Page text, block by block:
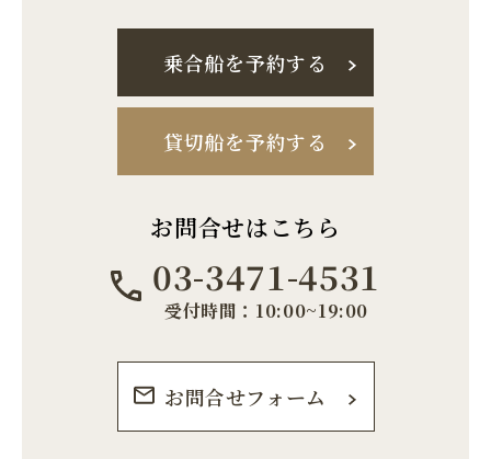
乗合船を予約する
貸切船を予約する
お問合せはこちら
03-3471-4531
受付時間：10:00~19:00
お問合せフォーム